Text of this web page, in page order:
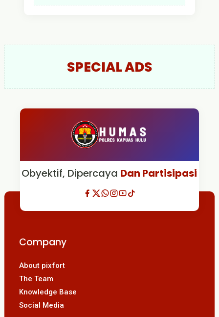
SPECIAL ADS
Obyektif, Dipercaya Dan Partisipasi
Company
About pixfort
The Team
Knowledge Base
Social Media